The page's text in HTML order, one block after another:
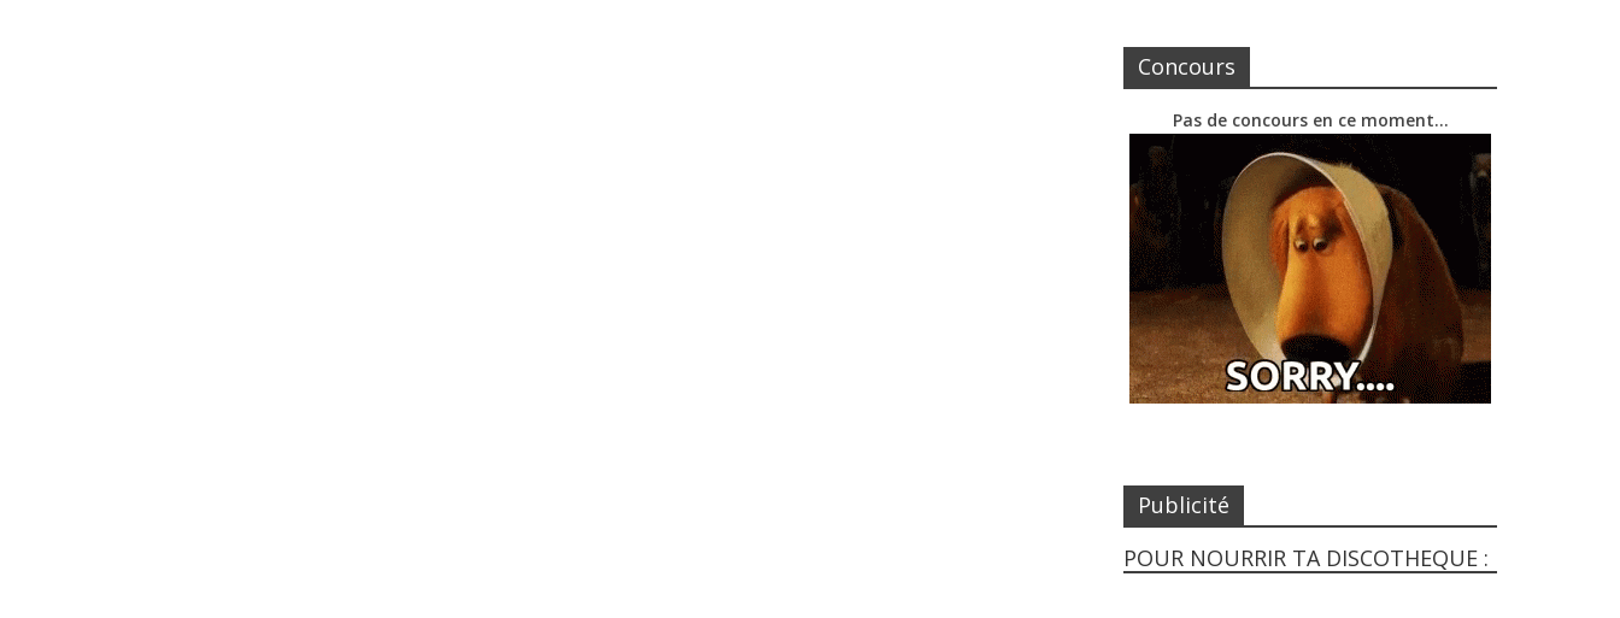
Concours
Pas de concours en ce moment…
Publicité
POUR NOURRIR TA DISCOTHEQUE :